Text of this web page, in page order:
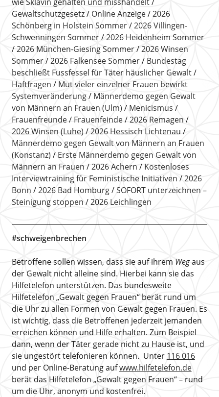
Gewaltschutzgesetz
Online Anzeige
2026
Schönberg in Holstein Sommer
2026 Villingen-
Schwenningen Sommer
2026 Heidenheim Sommer
2026 München-Giesing Sommer
2026 Winsen
Sommer
2026 Falkensee Sommer
Bundestag
beschließt Fussfessel für Täter häuslicher Gewalt
Haftfragen
Mut vieler einzelner Frauen bewirkt
Systemveränderung
Männerdemo gegen Gewalt
von Männern an Frauen (Ulm)
Menicismus
Frauenfreunde
Frauenfeinde
2026 Remagen
2026 Winsen (Luhe)
2026 Hessisch Lichtenau
Männerdemo gegen Gewalt von Männern an Frauen
(Konstanz)
Erste Männerdemo gegen Gewalt von
Männern an Frauen
2026 Achern
Kostenloses
Interviewtraining für Feministische Initiativen
2026
Bonn
2026 Bad Homburg
SOFORT unterzeichnen –
Steinigung stoppen
2026 Leichlingen
#schweigenbrechen
Betroffene sollen wissen, dass sie auf ihrem Wegaus
der Gewalt nicht alleine sind. Hierbei kann sie das
Hilfetelefon unterstützen. Das bundesweite
Hilfetelefon „Gewalt gegen Frauen“ berät rund um
die Uhr zu allen Formen von Gewalt gegen Frauen. Es
ist wichtig, dass die Betroffenen jederzeit jemanden
erreichen können und Hilfe erhalten. Zum Beispiel
dann, wenn der Täter gerade nicht zu Hause ist, und
sie ungestört telefonieren können. Unter 116 016
und per Online-Beratung aufwww.hilfetelefon.de
berät das Hilfetelefon „Gewalt gegen Frauen“ – rund
um die Uhr, anonym und kostenfrei.